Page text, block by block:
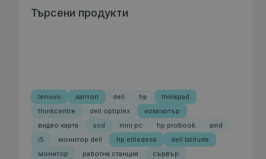
Търсени продукти
lenovo лаптоп dell hp
thinkpad
thinkcentre
dell optiplex
компютър
видео карта
ssd mini pc hp probook
amd
i5
монитор dell hp elitedesk
dell latitude
монитор
работна станция сървър